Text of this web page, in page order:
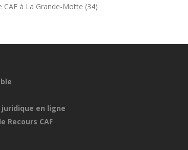
à La Grande-Motte (34)
en ligne
Recours CAF